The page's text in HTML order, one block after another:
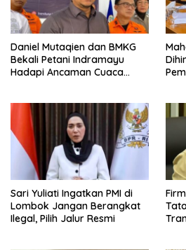
Daniel Mutaqien dan BMKG
Bekali Petani Indramayu
Hadapi Ancaman Cuaca
Sari Yuliati Ingatkan PMI di
Lombok Jangan Berangkat
Ilegal, Pilih Jalur Resmi